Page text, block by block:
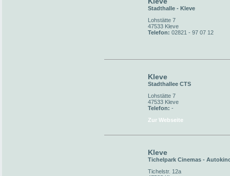
Stadthalle - Kleve
Lohstätte 7
47533 Kleve
Telefon: 02821 - 97 07 12
Kleve
Stadthallee CTS
Lohstätte 7
47533 Kleve
Telefon: -
Zur Webseite
Kleve
Tichelpark Cinemas -
Tichelstr. 12a